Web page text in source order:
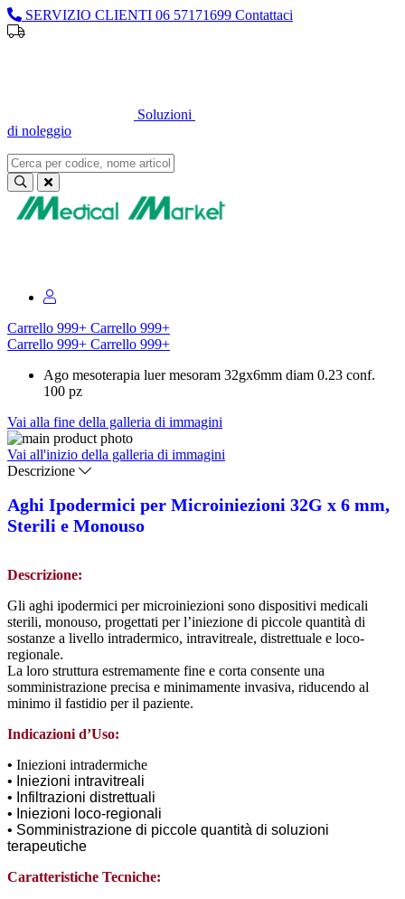
SERVIZIO CLIENTI 06 57171699 Contattaci
Soluzioni
di noleggio
Carrello 999+ Carrello 999+
Carrello 999+ Carrello 999+
Ago mesoterapia luer mesoram 32gx6mm diam 0.23 conf.
100 pz
Vai alla fine della galleria di immagini
Vai all'inizio della galleria di immagini
Descrizione
Aghi Ipodermici per Microiniezioni 32G x 6 mm,
Sterili e Monouso
Descrizione:
Gli aghi ipodermici per microiniezioni sono dispositivi medicali
sterili, monouso, progettati per l’iniezione di piccole quantità di
sostanze a livello intradermico, intravitreale, distrettuale e loco-
regionale.
La loro struttura estremamente fine e corta consente una
somministrazione precisa e minimamente invasiva, riducendo al
minimo il fastidio per il paziente.
Indicazioni d’Uso:
• Iniezioni intradermiche
• Iniezioni intravitreali
• Infiltrazioni distrettuali
• Iniezioni loco-regionali
• Somministrazione di piccole quantità di soluzioni
terapeutiche
Caratteristiche Tecniche: